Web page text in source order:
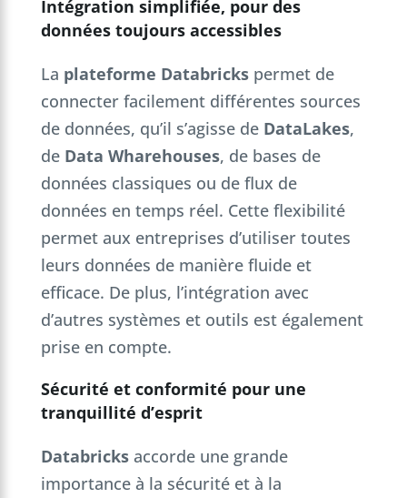
Intégration simplifiée, pour des
données toujours accessibles
La plateforme Databrickspermet de
connecter facilement différentes sources
de données, qu’il s’agisse de DataLakes,
de Data Wharehouses, de bases de
données classiques ou de flux de
données en temps réel. Cette flexibilité
permet aux entreprises d’utiliser toutes
leurs données de manière fluide et
efficace. De plus, l’intégration avec
d’autres systèmes et outils est également
prise en compte.
Sécurité et conformité pour une
tranquillité d’esprit
Databricksaccorde une grande
importance à la sécurité et à la